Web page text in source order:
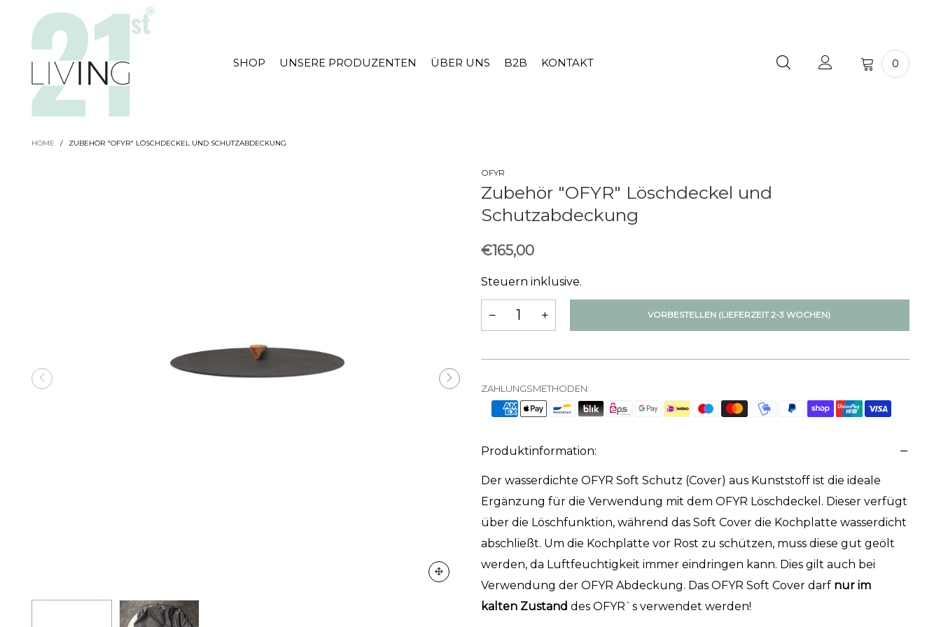
SHOP UNSERE PRODUZENTEN ÜBER UNS B2B KONTAKT 0
HOME / ZUBEHÖR "OFYR" LÖSCHDECKEL UND SCHUTZABDECKUNG
OFYR
Zubehör "OFYR" Löschdeckel und
Schutzabdeckung
€165,00
Steuern inklusive.
VORBESTELLEN (LIEFERZEIT 2-3 WOCHEN)
ZAHLUNGSMETHODEN:
Produktinformation:
Der wasserdichte OFYR Soft Schutz (Cover) aus Kunststoff ist die ideale
Ergänzung für die Verwendung mit dem OFYR Löschdeckel. Dieser verfügt
über die Löschfunktion, während das Soft Cover die Kochplatte wasserdicht
abschließt. Um die Kochplatte vor Rost zu schützen, muss diese gut geölt
werden, da Luftfeuchtigkeit immer eindringen kann. Dies gilt auch bei
Verwendung der OFYR Abdeckung. Das OFYR Soft Cover darf nur im
kalten Zustand des OFYR`s verwendet werden!